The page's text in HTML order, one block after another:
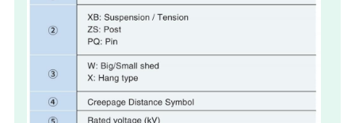
表箱
通用保护断路器
微型断路器MCB
微型断路器MCB(G7M2-125)
绝缘子
复合悬式耐张绝缘子
复合针式绝缘子
浪涌保护器
跌落式熔断器
简体中文
简体中文
English